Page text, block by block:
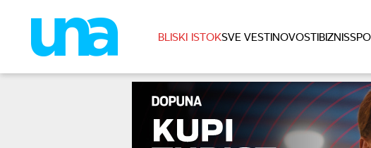
BLISKI ISTOKSVE VESTINOVOSTIBIZNIS